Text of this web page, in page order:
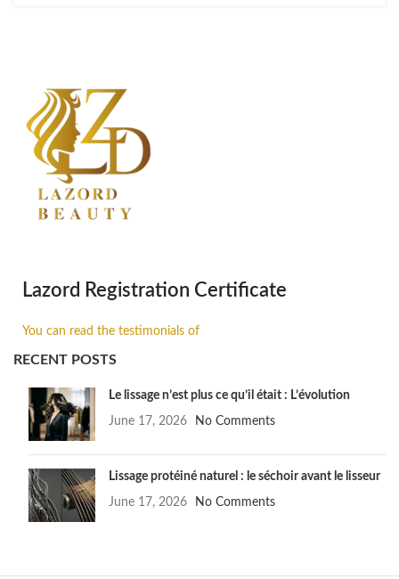
Lazord Registration Certificate
You can read the testimonials of
RECENT POSTS
Le lissage n’est plus ce qu’il était : L’évolution
June 17, 2026 No Comments
Lissage protéiné naturel : le séchoir avant le lisseur
June 17, 2026 No Comments